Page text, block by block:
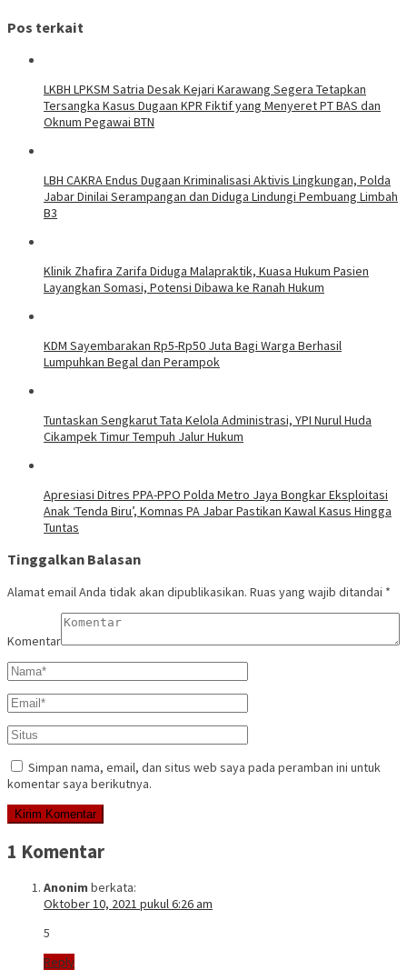
Pos terkait
LKBH LPKSM Satria Desak Kejari Karawang Segera Tetapkan
Tersangka Kasus Dugaan KPR Fiktif yang Menyeret PT BAS dan
Oknum Pegawai BTN
LBH CAKRA Endus Dugaan Kriminalisasi Aktivis Lingkungan, Polda
Jabar Dinilai Serampangan dan Diduga Lindungi Pembuang Limbah
B3
Klinik Zhafira Zarifa Diduga Malapraktik, Kuasa Hukum Pasien
Layangkan Somasi, Potensi Dibawa ke Ranah Hukum
KDM Sayembarakan Rp5-Rp50 Juta Bagi Warga Berhasil
Lumpuhkan Begal dan Perampok
Tuntaskan Sengkarut Tata Kelola Administrasi, YPI Nurul Huda
Cikampek Timur Tempuh Jalur Hukum
Apresiasi Ditres PPA-PPO Polda Metro Jaya Bongkar Eksploitasi
Anak ‘Tenda Biru’, Komnas PA Jabar Pastikan Kawal Kasus Hingga
Tuntas
Tinggalkan Balasan
Alamat email Anda tidak akan dipublikasikan. Ruas yang wajib ditandai *
Komentar
Simpan nama, email, dan situs web saya pada peramban ini untuk
komentar saya berikutnya.
1 Komentar
Anonim berkata:
Oktober 10, 2021 pukul 6:26 am
5
Reply